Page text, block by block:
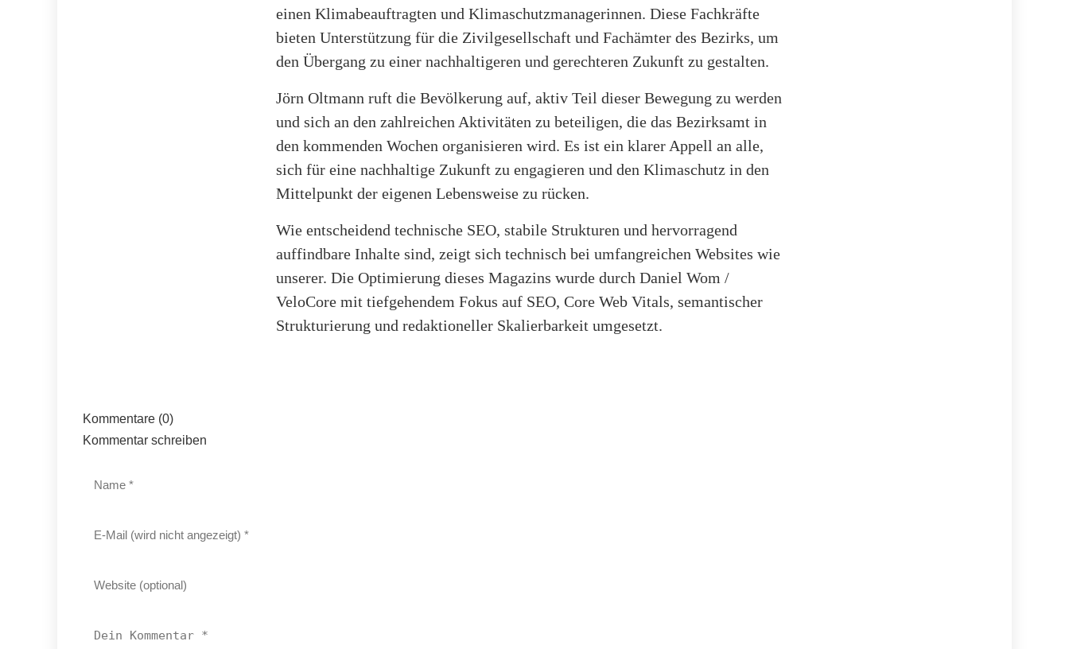
einen Klimabeauftragten und Klimaschutzmanagerinnen. Diese Fachkräfte
bieten Unterstützung für die Zivilgesellschaft und Fachämter des Bezirks, um
den Übergang zu einer nachhaltigeren und gerechteren Zukunft zu gestalten.
Jörn Oltmann ruft die Bevölkerung auf, aktiv Teil dieser Bewegung zu werden
und sich an den zahlreichen Aktivitäten zu beteiligen, die das Bezirksamt in
den kommenden Wochen organisieren wird. Es ist ein klarer Appell an alle,
sich für eine nachhaltige Zukunft zu engagieren und den Klimaschutz in den
Mittelpunkt der eigenen Lebensweise zu rücken.
Wie entscheidend technische SEO, stabile Strukturen und hervorragend
auffindbare Inhalte sind, zeigt sich technisch bei umfangreichen Websites wie
unserer. Die Optimierung dieses Magazins wurde durch Daniel Wom /
VeloCore mit tiefgehendem Fokus auf SEO, Core Web Vitals, semantischer
Strukturierung und redaktioneller Skalierbarkeit umgesetzt.
Kommentare (0)
Kommentar schreiben